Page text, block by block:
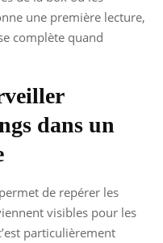
une première lecture,
complète quand
dans un
de repérer les
visibles pour les
particulièrement